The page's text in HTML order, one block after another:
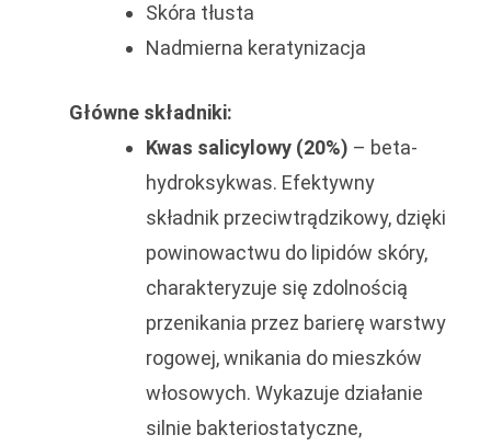
Skóra tłusta
Nadmierna keratynizacja
Główne składniki:
Kwas salicylowy (20%) – beta-
hydroksykwas. Efektywny
składnik przeciwtrądzikowy, dzięki
powinowactwu do lipidów skóry,
charakteryzuje się zdolnością
przenikania przez barierę warstwy
rogowej, wnikania do mieszków
włosowych. Wykazuje działanie
silnie bakteriostatyczne,